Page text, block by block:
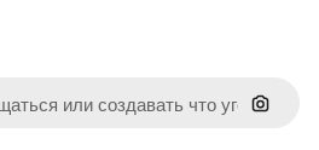
Поиск